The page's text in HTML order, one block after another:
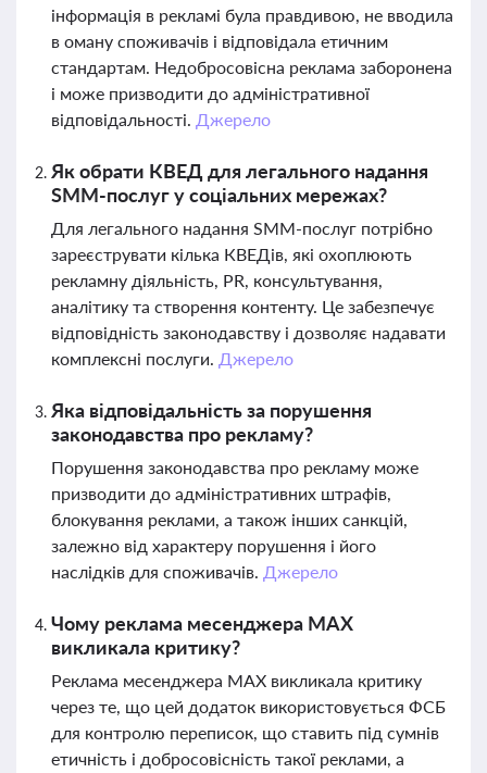
інформація в рекламі була правдивою, не вводила
в оману споживачів і відповідала етичним
стандартам. Недобросовісна реклама заборонена
і може призводити до адміністративної
відповідальності. Джерело
Як обрати КВЕД для легального надання
SMM-послуг у соціальних мережах?
Для легального надання SMM-послуг потрібно
зареєструвати кілька КВЕДів, які охоплюють
рекламну діяльність, PR, консультування,
аналітику та створення контенту. Це забезпечує
відповідність законодавству і дозволяє надавати
комплексні послуги. Джерело
Яка відповідальність за порушення
законодавства про рекламу?
Порушення законодавства про рекламу може
призводити до адміністративних штрафів,
блокування реклами, а також інших санкцій,
залежно від характеру порушення і його
наслідків для споживачів. Джерело
Чому реклама месенджера MAX
викликала критику?
Реклама месенджера MAX викликала критику
через те, що цей додаток використовується ФСБ
для контролю переписок, що ставить під сумнів
етичність і добросовісність такої реклами, а